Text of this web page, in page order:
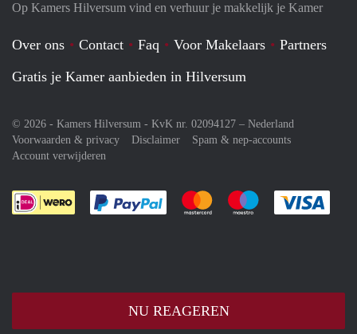
NU REAGEREN
Op Kamers Hilversum vind en verhuur je makkelijk je Kamer
Over ons Contact Faq Voor Makelaars
Partners
Gratis je Kamer aanbieden in Hilversum
© 2026 - Kamers Hilversum - KvK nr. 02094127 – Nederland
Voorwaarden & privacy
Disclaimer
Spam & nep-accounts
Account verwijderen
Je rekent gemakkelijk af met Paypal
Je rekent gemakkelijk af met
Je rekent